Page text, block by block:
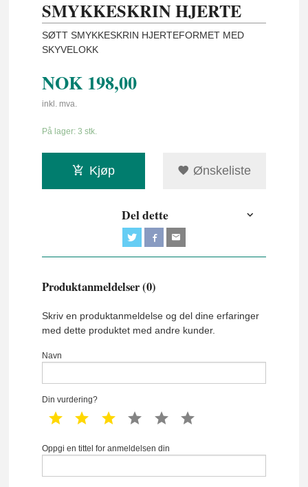
SMYKKESKRIN HJERTE
SØTT SMYKKESKRIN HJERTEFORMET MED
SKYVELOKK
NOK 198,00
inkl. mva.
På lager: 3 stk.
Kjøp Ønskeliste
Del dette
Produktanmeldelser (0)
Skriv en produktanmeldelse og del dine erfaringer
med dette produktet med andre kunder.
Navn
Din vurdering?
1 star 2 star 3 star 4 star 5 star
Oppgi en tittel for anmeldelsen din